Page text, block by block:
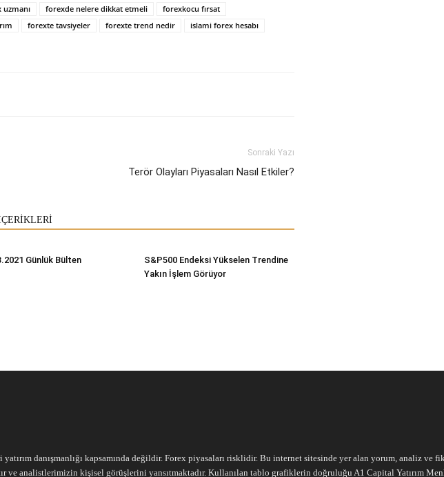
uzmanı forexde nelere dikkat etmeli
forexkocu fırsat
forexte tavsiyeler forexte trend nedir
islami forex hesabı
Sonraki Yazı
Terör Olayları Piyasaları Nasıl Etkiler?
Günlük Bülten
S&P500 Endeksi Yükselen Trendine
Yakın İşlem Görüyor
danışmanlığı kapsamında değildir. Forex piyasaları risklidir. Bu internet sitesinde yer alan yorum, analiz ve
ve analistlerimizin kişisel görüşlerini yansıtmaktadır. Kullanılan tablo grafiklerin doğruluğu A1 Capital Yatırım